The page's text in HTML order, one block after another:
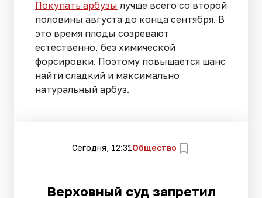
Покупать арбузы лучше всего со второй
половины августа до конца сентября. В
это время плоды созревают
естественно, без химической
форсировки. Поэтому повышается шанс
найти сладкий и максимально
натуральный арбуз.
Сегодня, 12:31Общество
Верховный суд запретил